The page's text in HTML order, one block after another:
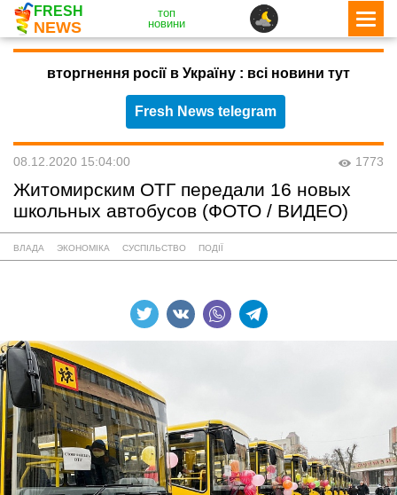
FRESH
NEWS
топ
новини
вторгнення росії в Україну : всі новини тут
Fresh News telegram
08.12.2020 15:04:00 1773
Житомирским ОТГ передали 16 новых
школьных автобусов (ФОТО / ВИДЕО)
ВЛАДА ЭКОНОМІКА СУСПІЛЬСТВО ПОДІЇ